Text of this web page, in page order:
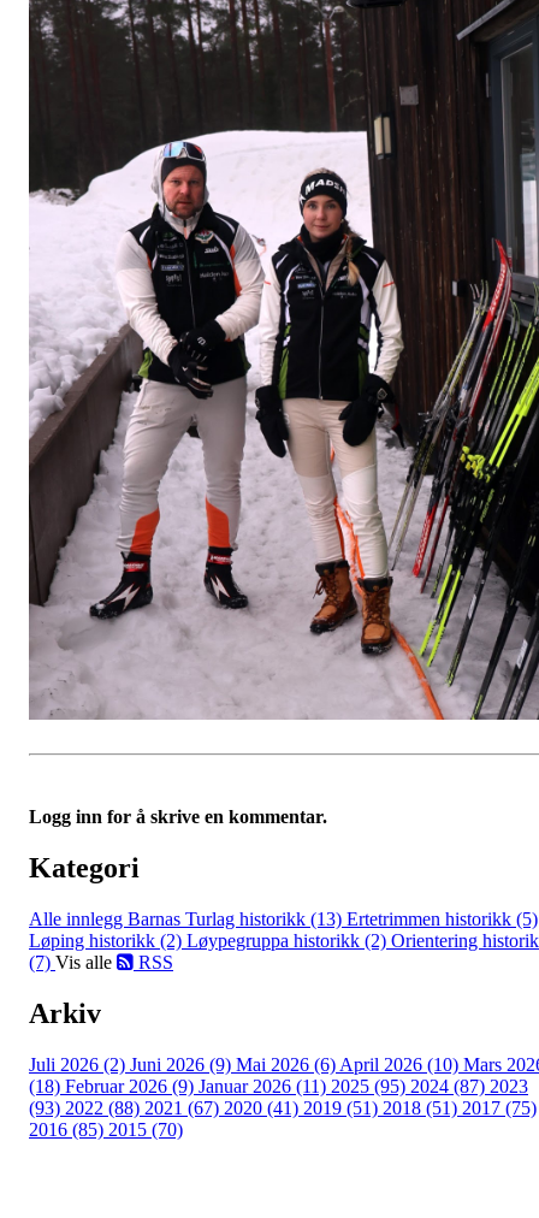
Logg inn for å skrive en kommentar.
Kategori
Alle innlegg Barnas Turlag historikk (13) Ertetrimmen historikk (5)
Løping historikk (2) Løypegruppa historikk (2) Orientering
(7) Vis alle RSS
Arkiv
Juli 2026 (2) Juni 2026 (9) Mai 2026 (6) April 2026 (10) Mars
(18) Februar 2026 (9) Januar 2026 (11) 2025 (95) 2024 (87) 2023
(93) 2022 (88) 2021 (67) 2020 (41) 2019 (51) 2018 (51) 2017 (75)
2016 (85) 2015 (70)